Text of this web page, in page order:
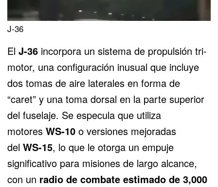
J-36
El J-36 incorpora un sistema de propulsión tri-
motor, una configuración inusual que incluye
dos tomas de aire laterales en forma de
“caret” y una toma dorsal en la parte superior
del fuselaje. Se especula que utiliza
motores WS-10 o versiones mejoradas
del WS-15, lo que le otorga un empuje
significativo para misiones de largo alcance,
con un radio de combate estimado de 3,000